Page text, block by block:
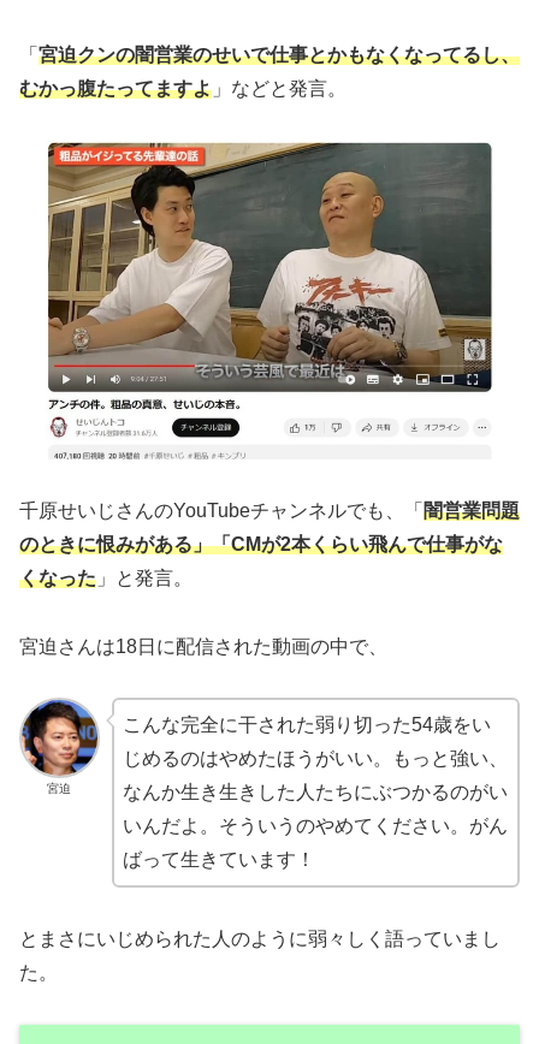
「 宮迫クンの闇営業のせいで仕事とかもなくなってるし、
むかっ腹たってますよ 」などと発言。
千原せいじさんのYouTubeチャンネルでも、「 闇営業問題
のときに恨みがある」「CMが2本くらい飛んで仕事がな
くなった 」と発言。
宮迫さんは18日に配信された動画の中で、
宮迫
こんな完全に干された弱り切った54歳をい
じめるのはやめたほうがいい。もっと強い、
なんか生き生きした人たちにぶつかるのがい
いんだよ。そういうのやめてください。がん
ばって生きています！
とまさにいじめられた人のように弱々しく語っていまし
た。